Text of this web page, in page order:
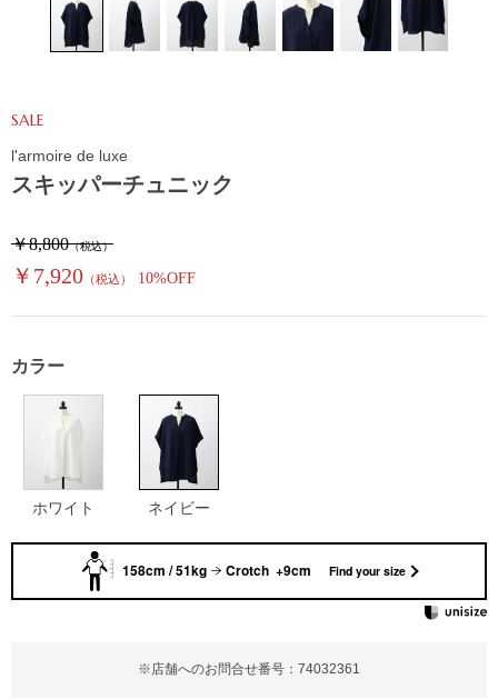
スキッパーチュニック
SALE
￥8,800（税込）
￥7,920 （税込） 10%OFF
※店舗へのお問合せ番号：74032361
l'armoire de luxe
カラー
ホワイト ネイビー
158cm / 51kg Crotch +9cm Find your size